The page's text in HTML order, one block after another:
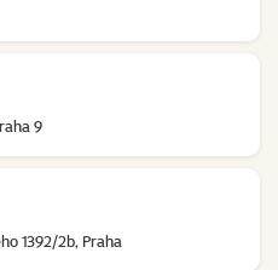
9
1392/2b, Praha